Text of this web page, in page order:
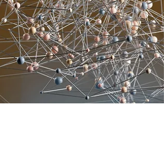
「労働者と企業が十分にAI革命への準備を整えら
れるかは、政策にかかっている」 2026年5月31日
（日）夜20時＠オンラインで開催する「英語で学
ぶ大人の社会科」ワークショップは、IMFが発表
たブログ記事「新しいスキルとAIが将来の職を変
える」をもとに「AI革命と政策」について英語で
議論します。 AI革命に対抗するための政策をど
するか？【英語で学ぶ大人の社会科】第123回
5/31（日）20時＠オンライン 人工知能（AI）の進
化が猛烈なスピードで進んでいます。経営、労